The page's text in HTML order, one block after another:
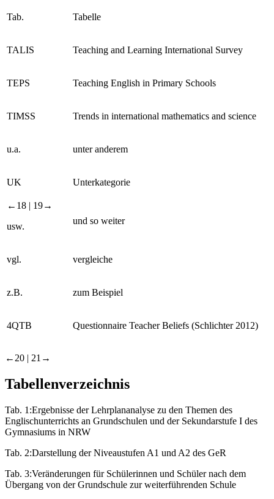
Tab. Tabelle
TALIS Teaching and Learning International Survey
TEPS Teaching English in Primary Schools
TIMSS Trends in international mathematics and science
u.a. unter anderem
UK Unterkategorie
←18 | 19→
usw.
und so weiter
vgl. vergleiche
z.B. zum Beispiel
4QTB Questionnaire Teacher Beliefs (Schlichter 2012)
←20 | 21→
Tabellenverzeichnis
Tab. 1:Ergebnisse der Lehrplananalyse zu den Themen des
Englischunterrichts an Grundschulen und der Sekundarstufe I des
Gymnasiums in NRW
Tab. 2:Darstellung der Niveaustufen A1 und A2 des GeR
Tab. 3:Veränderungen für Schülerinnen und Schüler nach dem
Übergang von der Grundschule zur weiterführenden Schule